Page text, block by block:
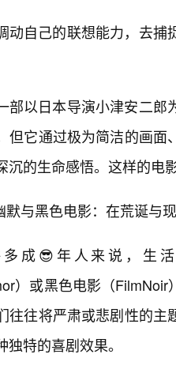
动自己的联想能力，去捕
部以日本导演小津安二郎
但它通过极为简洁的画
沉的生命感悟。这样的电
默与黑色电影：在荒诞与
成😎年人来说，生
）或黑色电影（
往往将严肃或悲剧性的
独特的喜剧效果。